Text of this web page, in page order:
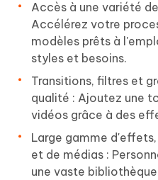
Accès à une variété
Accélérez votre
modèles prêts à
styles et besoins.
Transitions, filtres et
qualité : Ajoutez une
vidéos grâce à des
Large gamme
et de médias :
une vaste